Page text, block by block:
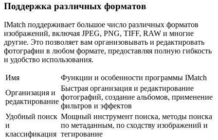
Поддержка различных форматов
IMatch поддерживает большое число различных форматов
изображений, включая JPEG, PNG, TIFF, RAW и многие
другие. Это позволяет вам организовывать и редактировать
фотографии в любом формате, предоставляя полную гибкость
и удобство использования.
Имя
Функции и особенности программы IMatch
Организация и
редактирование
Быстрая организация и редактирование
фотографий, создание альбомов, применение
фильтров и эффектов
Удобный поиск
и
классификация
Мощный инструмент поиска, методы поиска
по метаданным, по сходству изображений и
тегирование